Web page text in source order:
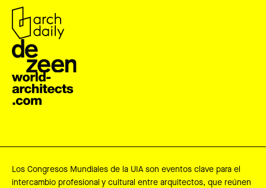
Los Congresos Mundiales de la UIA son eventos clave para el
intercambio profesional y cultural entre arquitectos, que reúnen